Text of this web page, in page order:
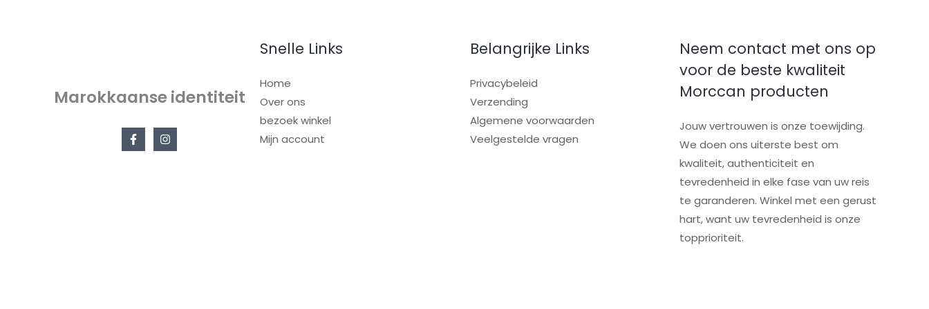
Marokkaanse identiteit
Snelle Links
Home
Over ons
bezoek winkel
Mijn account
Belangrijke Links
Privacybeleid
Verzending
Algemene voorwaarden
Veelgestelde vragen
Neem contact met ons op
voor de beste kwaliteit
Morccan producten
Jouw vertrouwen is onze toewijding.
We doen ons uiterste best om
kwaliteit, authenticiteit en
tevredenheid in elke fase van uw reis
te garanderen. Winkel met een gerust
hart, want uw tevredenheid is onze
topprioriteit.